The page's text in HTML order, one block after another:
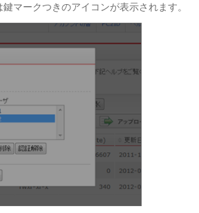
マークつきのアイコンが表示されます。